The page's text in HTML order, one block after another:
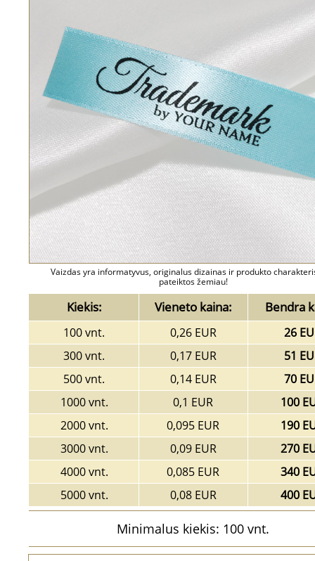
Vaizdas yra informatyvus, originalus dizainas ir produkto
pateiktos žemiau!
Kiekis: Vieneto kaina: Bendra
100 vnt. 0,26 EUR
26
300 vnt.
0,17 EUR
51
500 vnt.
0,14 EUR
70
1000 vnt.
0,1 EUR
100
2000 vnt.
0,095 EUR
190
3000 vnt.
0,09 EUR
270
4000 vnt.
0,085 EUR
340
5000 vnt.
0,08 EUR 400
Minimalus kiekis: 100 vnt.